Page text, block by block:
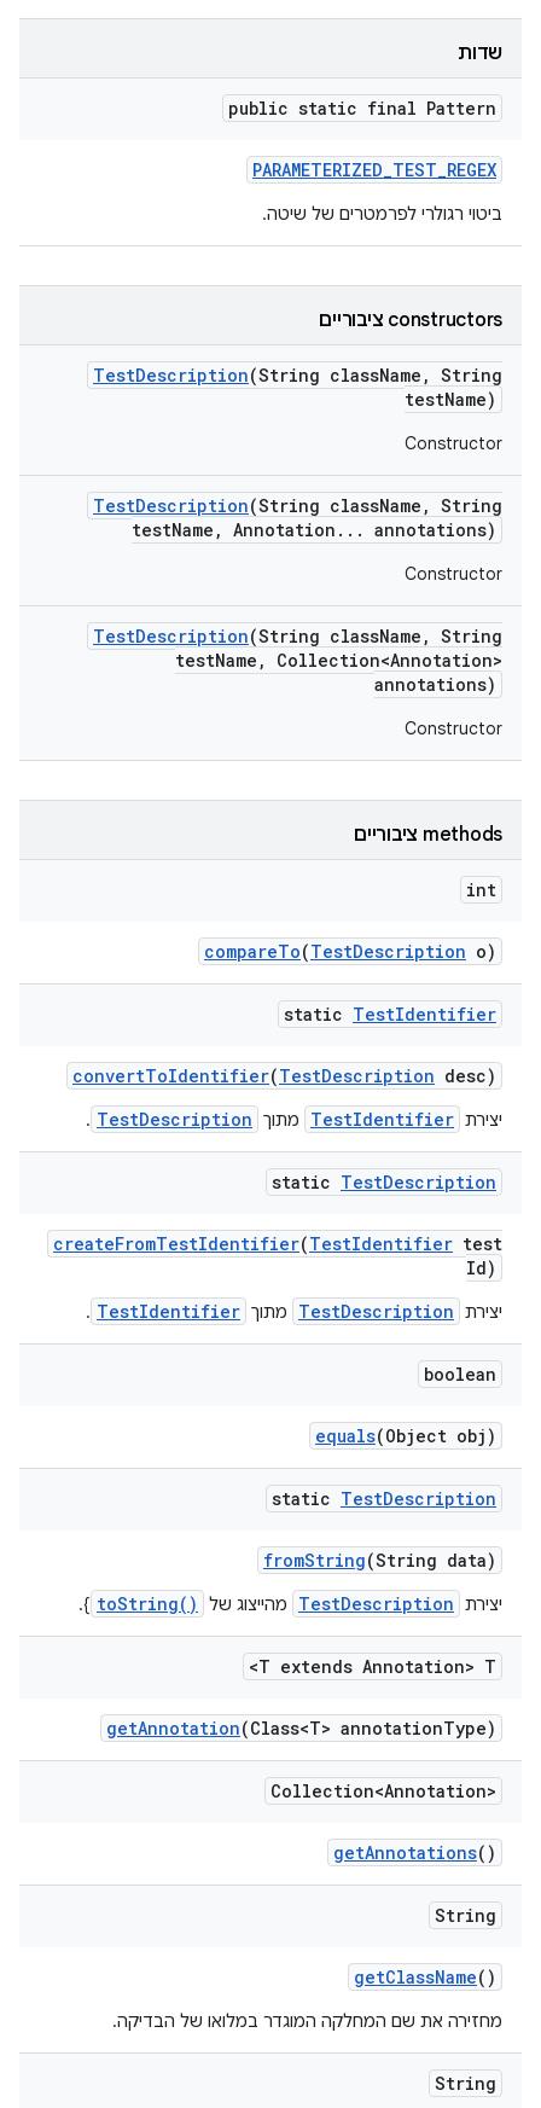
שדות
public static final Pattern
PARAMETERIZED_TEST_REGEX
ביטוי רגולרי לפרמטרים של שיטה.
‫constructors ציבוריים
TestDescription(String className , String
testName)
Constructor
TestDescription(String className , String
testName , Annotation . . . annotations)
Constructor
TestDescription(String className , String
testName ,
Collection<Annotation>
annotations)
Constructor
‫methods ציבוריים
int
compareTo(TestDescription o)
static TestIdentifier
convertToIdentifier(TestDescription desc)
יצירת TestIdentifier מתוך TestDescription
.
static TestDescription
createFromTestIdentifier(TestIdentifier test
Id)
יצירת TestDescription מתוך TestIdentifier
.
boolean
equals(Object obj)
static TestDescription
fromString(String data)
יצירת TestDescription מהייצוג של toString()
}.
<T extends Annotation> T
getAnnotation(Class<T> annotationType)
Collection<Annotation>
getAnnotations()
String
getClassName()
מחזירה את שם המחלקה המוגדר במלואו של הבדיקה.
String